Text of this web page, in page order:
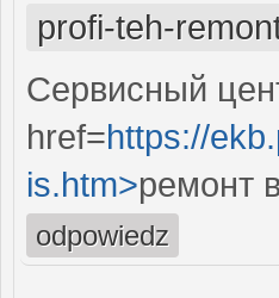
profi-teh-
Сервисный
href=https://
is.htm>ремонт
odpowiedz